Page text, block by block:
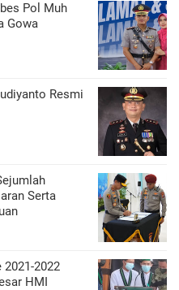
Pol Muh
Gowa
Resmi
Serta
2021-2022
HMI